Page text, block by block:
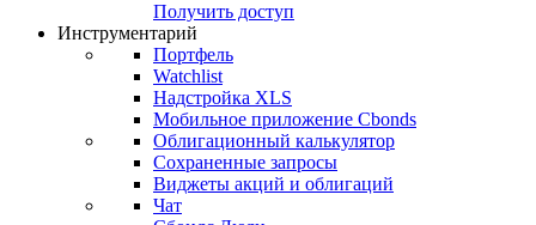
Получить доступ
Инструментарий
Портфель
Watchlist
Надстройка XLS
Мобильное приложение Cbonds
Облигационный калькулятор
Сохраненные запросы
Виджеты акций и облигаций
Чат